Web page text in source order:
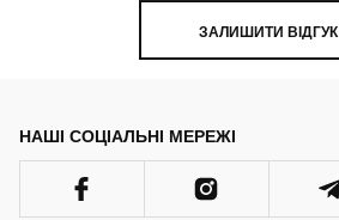
ЗАЛИШИТИ ВІДГУК
НАШІ СОЦІАЛЬНІ МЕРЕЖІ